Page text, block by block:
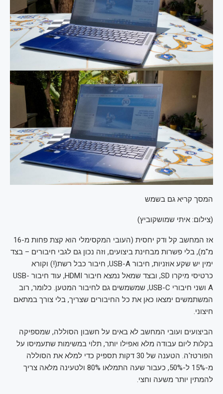
המסך קריא גם בשמש
(צילום: איתי שמושקוביץ)
אז המחשב קל ודק יחסית (העובי המקסימלי הוא קצת פחות מ-16
מ"מ), בלי פשרות מבחינת ביצועים, וזה נכון גם לגבי חיבורים – בצד
ימין יש שקע אוזניות, חיבור USB-A, חיבור כבל רשת(!) וקורא
כרטיסי מיקרו SD, ובצד שמאל נמצא חיבור HDMI, עוד חיבור USB-
A ושני חיבורי USB-C, שמשמשים גם לחיבור המטען. כלומר, רוב
המשתמשים ימצאו כאן את כל החיבורים שצריך, בלי צורך במתאם
חיצוני.
הביצועים ועובי המחשב לא באים על חשבון הסוללה, שמספיקה
בקלות ליום עבודה מלא ואפילו יותר, תלוי במשימות שתעמיסו על
הפורטז'ה. הטענה של 30 דקות תספיק כדי למלא את הסוללה
מ-15% ל-50%, כעבור שעה התמלאו 80% ולטעינה מלאה צריך
להמתין יותר משעה וחצי.